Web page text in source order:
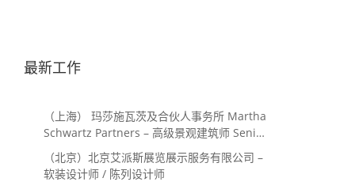
最新工作
（上海） 玛莎施瓦茨及合伙人事务所 Martha
Schwartz Partners – 高级景观建筑师 Senior
Landscape Designer / 景观建筑师
Landscape Designer
（北京）北京艾派斯展览展示服务有限公司 –
软装设计师 / 陈列设计师